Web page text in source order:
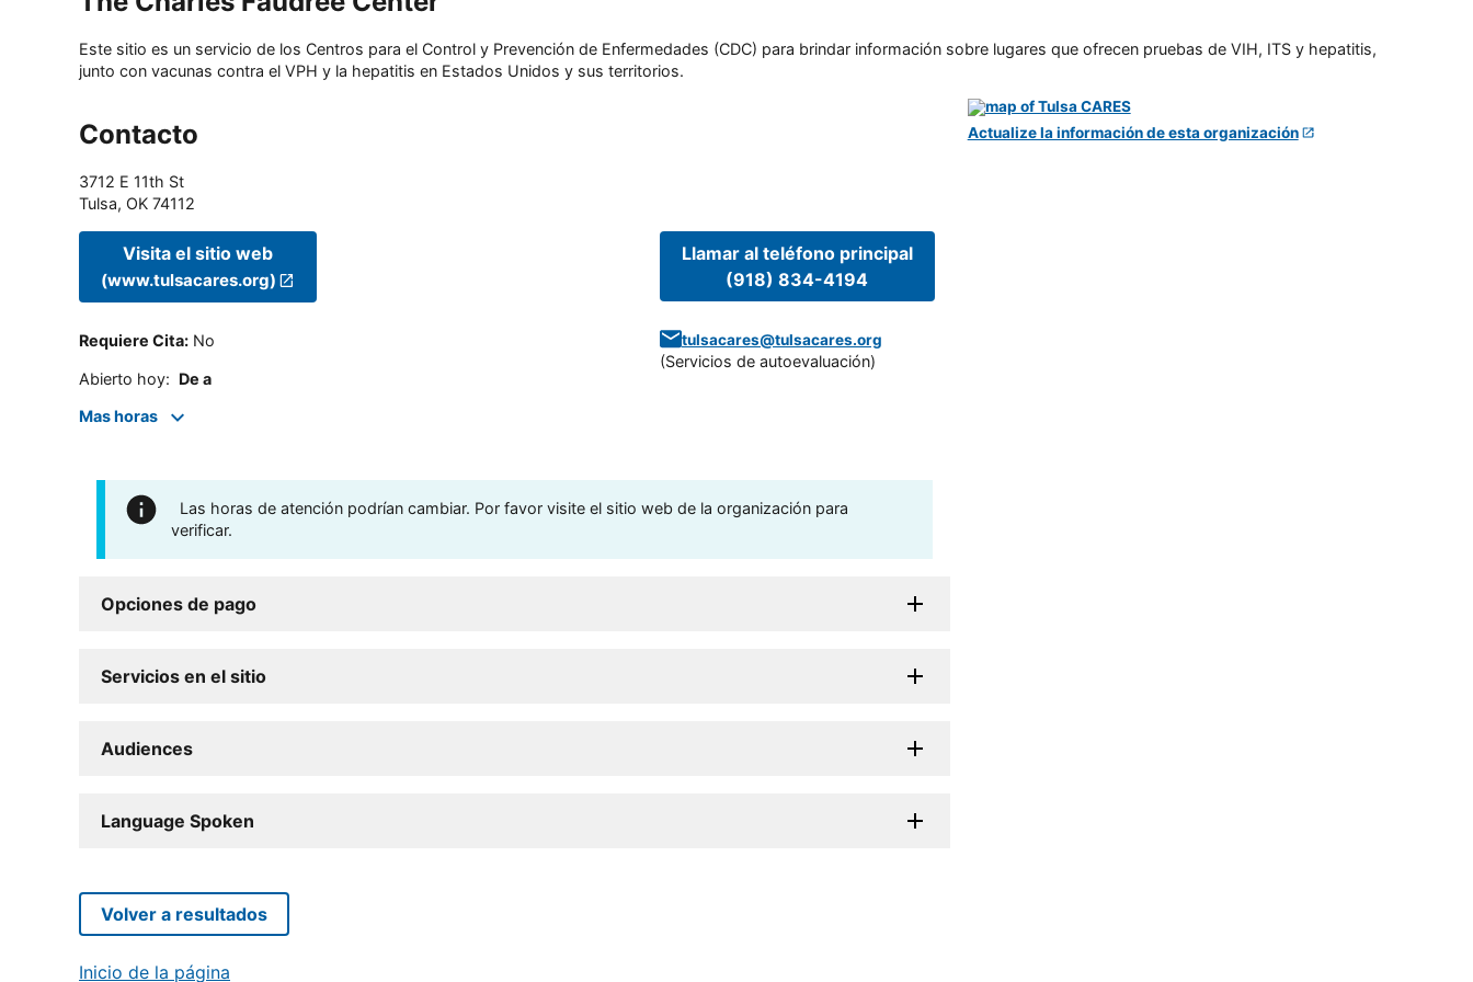
Este sitio es un servicio de los Centros para el Control y Prevención de Enfermedades (CDC) para brindar información sobre lugares que ofrecen pruebas de VIH, ITS y hepatitis,
junto con vacunas contra el VPH y la hepatitis en Estados Unidos y sus territorios.
Contacto
3712 E 11th St
Tulsa, OK 74112
Visita el sitio web
(www.tulsacares.org)
Requiere Cita: No
Abierto hoy: De a
Mas horas
Llamar al teléfono principal
(918) 834-4194
tulsacares@tulsacares.org
(Servicios de autoevaluación)
Las horas de atención podrían cambiar. Por favor visite el sitio web de la organización para
verificar.
Opciones de pago
Servicios en el sitio
Audiences
Language Spoken
Actualize la información de esta organización
Volver a resultados
Inicio de la página